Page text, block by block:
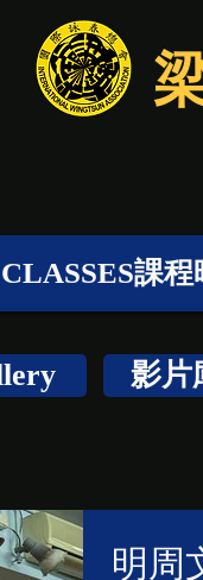
CLASSES課程
影片
明周